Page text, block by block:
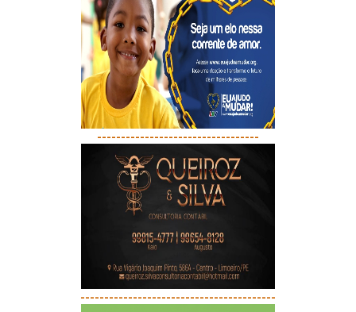
----------------------------------
-----------------------------------------